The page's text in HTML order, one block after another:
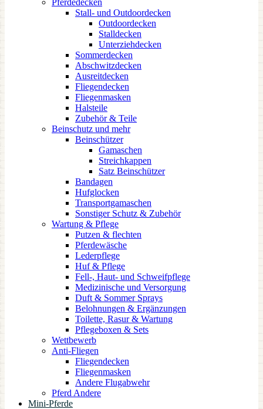
Stall- und Outdoordecken
Outdoordecken
Stalldecken
Unterziehdecken
Sommerdecken
Abschwitzdecken
Ausreitdecken
Fliegendecken
Fliegenmasken
Halsteile
Zubehör & Teile
Beinschutz und mehr
Beinschützer
Gamaschen
Streichkappen
Satz Beinschützer
Bandagen
Hufglocken
Transportgamaschen
Sonstiger Schutz & Zubehör
Wartung & Pflege
Putzen & flechten
Pferdewäsche
Lederpflege
Huf & Pflege
Fell-, Haut- und Schweifpflege
Medizinische und Versorgung
Duft & Sommer Sprays
Belohnungen & Ergänzungen
Toilette, Rasur & Wartung
Pflegeboxen & Sets
Wettbewerb
Anti-Fliegen
Fliegendecken
Fliegenmasken
Andere Flugabwehr
Pferd Andere
Mini-Pferde